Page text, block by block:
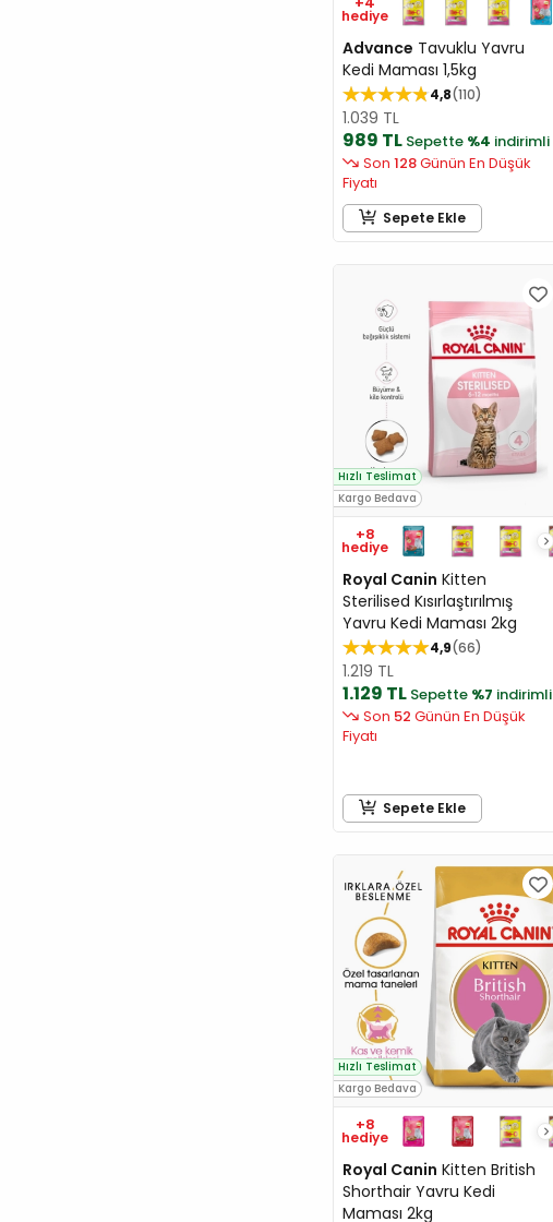
hediye
Advance Tavuklu Yavru
Kedi Maması 1,5kg
4,8 110
1.039 TL
989 TL Sepette %4 indirimli
Son128Günün En Düşük
Fiyatı
Sepete Ekle
Kargo Bedava
Hızlı Teslimat
+8
hediye
Royal Canin Kitten
Sterilised Kısırlaştırılmış
Yavru Kedi Maması 2kg
4,9 66
1.219 TL
1.129 TL Sepette %7 indirimli
Son 52 Günün En Düşük
Fiyatı
Sepete Ekle
Kargo Bedava
Hızlı Teslimat
+8
hediye
Royal Canin Kitten British
Shorthair Yavru Kedi
Maması 2kg